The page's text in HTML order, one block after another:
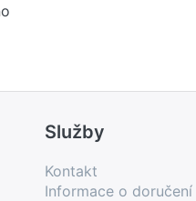
Služby
Kontakt
Informace o doručení